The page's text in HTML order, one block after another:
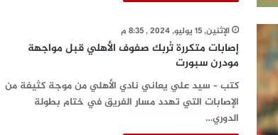
الإثنين, 15 يوليو, 2024 , 8:35 م
إصابات متكررة تُربك صفوف الأهلي قبل مواجهة
مودرن سبورت
كتب – سيد علي يعاني نادي الأهلي من موجة كثيفة من
الإصابات التي تهدد مسار الفريق في ختام بطولة
الدوري…